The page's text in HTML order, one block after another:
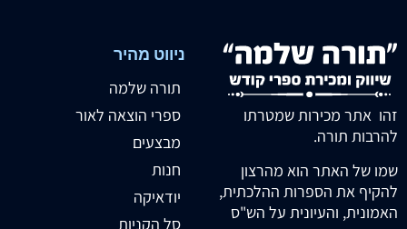
זהו אתר מכירות שמטרתו
להרבות תורה.
שמו של האתר הוא מהרצון
להקיף את הספרות ההלכתית,
האמונית, והעיונית על הש"ס
ניווט מהיר
תורה שלמה
ספרי הוצאה לאור
מבצעים
חנות
יודאיקה
סל הקניות